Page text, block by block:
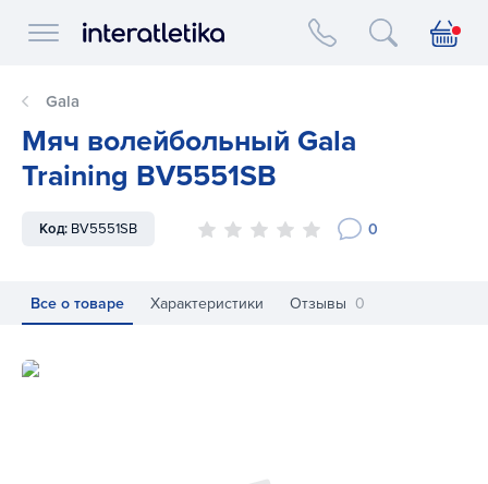
Interatletika logo
Gala
Мяч волейбольный Gala
Training BV5551SB
Код: BV5551SB 0
Все о товаре Характеристики Отзывы 0
Мяч волейбольный Gala Training BV5551SB